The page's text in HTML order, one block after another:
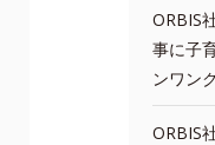
ORBIS
事に子
ンワン
ORBIS